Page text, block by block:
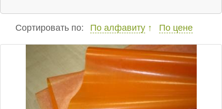
Сортировать по: По алфавиту По цене